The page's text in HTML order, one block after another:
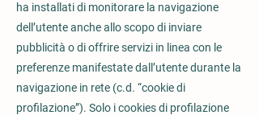
ha installati di monitorare la navigazione
dell’utente anche allo scopo di inviare
pubblicità o di offrire servizi in linea con le
preferenze manifestate dall’utente durante la
navigazione in rete (c.d. “cookie di
profilazione”). Solo i cookies di profilazione